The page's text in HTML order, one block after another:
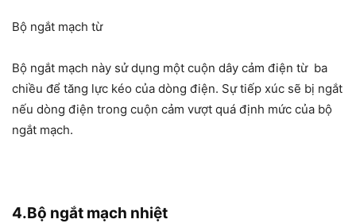
Bộ ngắt mạch từ
Bộ ngắt mạch này sử dụng một cuộn dây cảm điện từ ba
chiều để tăng lực kéo của dòng điện. Sự tiếp xúc sẽ bị ngắt
nếu dòng điện trong cuộn cảm vượt quá định mức của bộ
ngắt mạch.
4.Bộ ngắt mạch nhiệt